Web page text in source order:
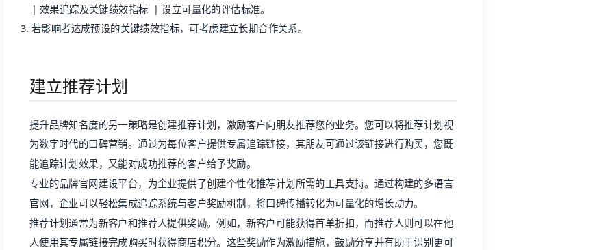
| 效果追踪及关键绩效指标 | 设立可量化的评估标准。
若影响者达成预设的关键绩效指标，可考虑建立长期合作关系。
建立推荐计划
提升品牌知名度的另一策略是创建推荐计划，激励客户向朋友推荐您的业务。您可以将推荐计划视
为数字时代的口碑营销。通过为每位客户提供专属追踪链接，其朋友可通过该链接进行购买，您既
能追踪计划效果，又能对成功推荐的客户给予奖励。
专业的品牌官网建设平台，为企业提供了创建个性化推荐计划所需的工具支持。通过构建的多语言
官网，企业可以轻松集成追踪系统与客户奖励机制，将口碑传播转化为可量化的增长动力。
推荐计划通常为新客户和推荐人提供奖励。例如，新客户可能获得首单折扣，而推荐人则可以在他
人使用其专属链接完成购买时获得商店积分。这些奖励作为激励措施，鼓励分享并有助于识别更可